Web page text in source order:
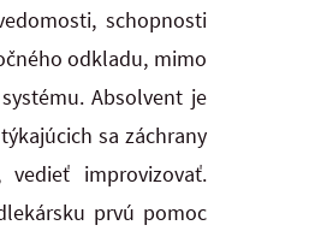
schopnosti
odkladu, mimo
Absolvent je
sa záchrany
vedieť improvizovať.
prvú pomoc